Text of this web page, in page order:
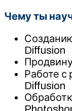
Чему ты
Diffusion
Работе с
Diffusion